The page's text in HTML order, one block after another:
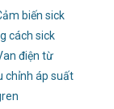
biến sick
cách sick
điện từ
chỉnh áp suất